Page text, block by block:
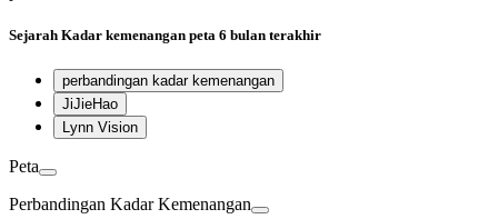
Sejarah Kadar kemenangan peta 6 bulan terakhir
perbandingan kadar kemenangan
JiJieHao
Lynn Vision
Peta
Perbandingan Kadar Kemenangan